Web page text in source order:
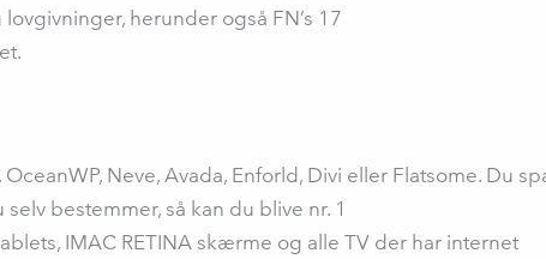
herunder også FN’s 17
Neve, Avada, Enforld, Divi eller Flatsome. Du
bestemmer, så kan du blive nr. 1
IMAC RETINA skærme og alle TV der har internet